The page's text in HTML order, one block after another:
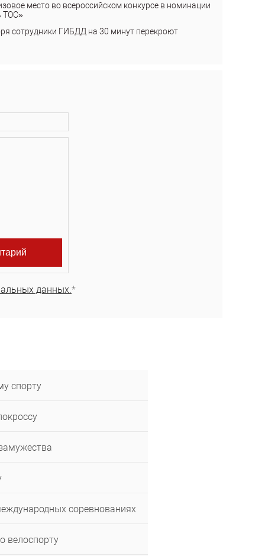
место во всероссийском конкурсе в номинации
ТОС»
сотрудники ГИБДД на 30 минут перекроют
данных.*
спорту
соревнованиях
велоспорту